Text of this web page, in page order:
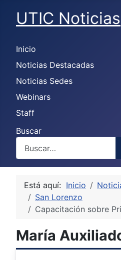
UTIC Noticias
Inicio
Noticias Destacadas
Noticias Sedes
Webinars
Staff
Buscar
Type 2 or more characters
Está aquí: Inicio
San Lorenzo
Capacitación sobre
María